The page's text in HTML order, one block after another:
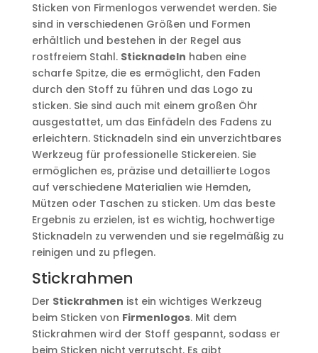
Sticken von Firmenlogos verwendet werden. Sie
sind in verschiedenen Größen und Formen
erhältlich und bestehen in der Regel aus
rostfreiem Stahl. Sticknadeln haben eine
scharfe Spitze, die es ermöglicht, den Faden
durch den Stoff zu führen und das Logo zu
sticken. Sie sind auch mit einem großen Öhr
ausgestattet, um das Einfädeln des Fadens zu
erleichtern. Sticknadeln sind ein unverzichtbares
Werkzeug für professionelle Stickereien. Sie
ermöglichen es, präzise und detaillierte Logos
auf verschiedene Materialien wie Hemden,
Mützen oder Taschen zu sticken. Um das beste
Ergebnis zu erzielen, ist es wichtig, hochwertige
Sticknadeln zu verwenden und sie regelmäßig zu
reinigen und zu pflegen.
Stickrahmen
Der Stickrahmen ist ein wichtiges Werkzeug
beim Sticken von Firmenlogos. Mit dem
Stickrahmen wird der Stoff gespannt, sodass er
beim Sticken nicht verrutscht. Es gibt